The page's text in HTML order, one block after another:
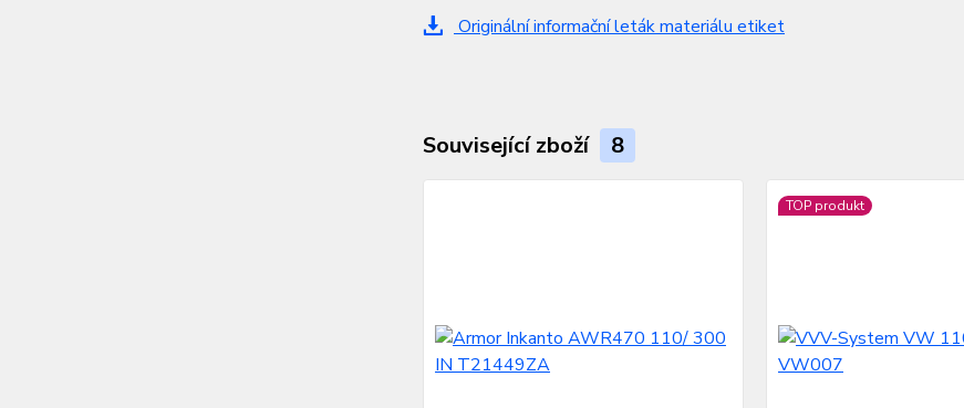
Originální informační leták materiálu etiket
Související zboží 8
TOP produkt